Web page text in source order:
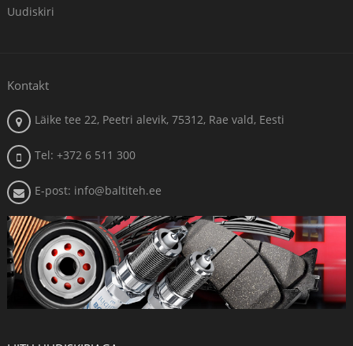
Uudiskiri
Kontakt
Läike tee 22, Peetri alevik, 75312, Rae vald, Eesti
Tel: +372 6 511 300
E-post: info@baltiteh.ee